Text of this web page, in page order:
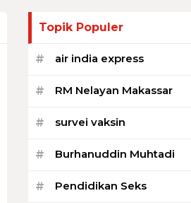
Topik Populer
# air india express
# RM Nelayan Makassar
# survei vaksin
# Burhanuddin Muhtadi
# Pendidikan Seks